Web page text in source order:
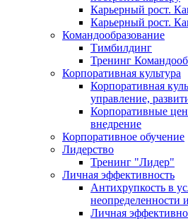
Карьерный рост.
Карьерный рост.
Командообразование
Тимбилдинг
Тренинг
Корпоративная культура
Корпоративная
управление,
Корпоративные
внедрение
Корпоративное обучение
Лидерство
Тренинг "Лидер"
Личная эффективность
Антихрупкость в
неопределенности
Личная